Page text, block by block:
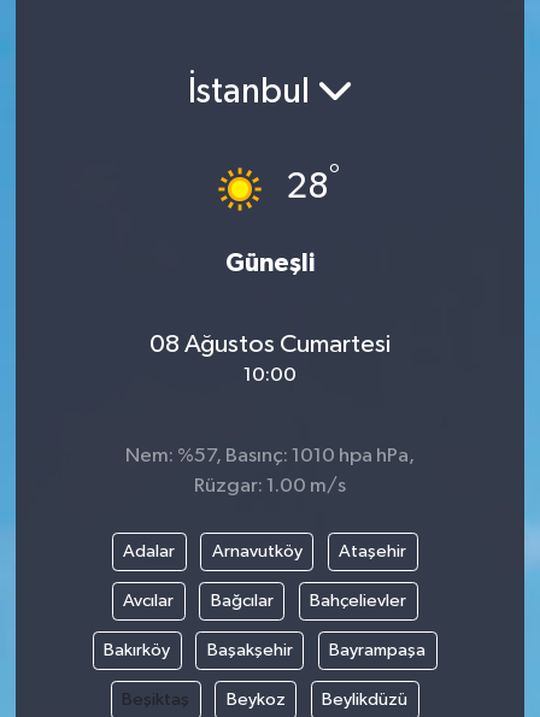
İstanbul
28°
Güneşli
08 Ağustos Cumartesi
10:00
Nem: %57, Basınç: 1010 hpa hPa,
Rüzgar: 1.00 m/s
Adalar Arnavutköy Ataşehir
Avcılar Bağcılar Bahçelievler
Bakırköy Başakşehir Bayrampaşa
Beşiktaş Beykoz Beylikdüzü